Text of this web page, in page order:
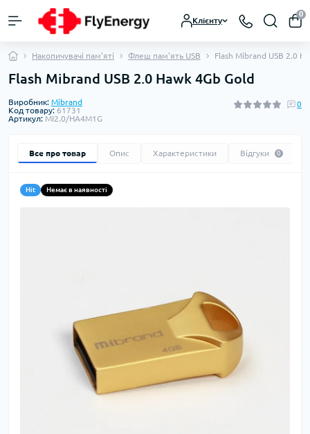
Клієнту
0
Накопичувачі пам'яті Флеш пам'ять USB Flash Mibrand USB 2.0
Flash Mibrand USB 2.0 Hawk 4Gb Gold
Виробник: Mibrand
Код товару: 61731
Артикул: MI2.0/HA4M1G
0
Все про товар Опис Характеристики Відгуки 0
Hit Немає в наявності